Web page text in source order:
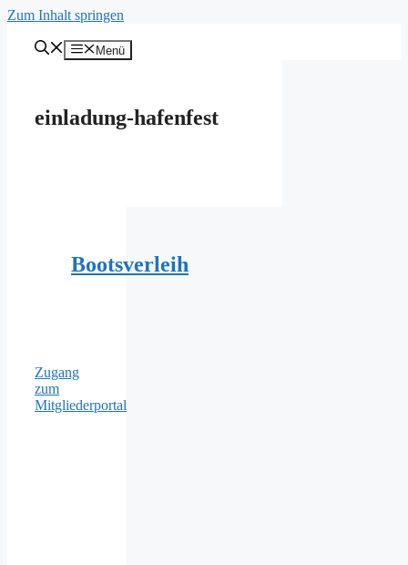
Zum Inhalt springen
Menü
einladung-hafenfest
Bootsverleih
Zugang
zum
Mitgliederportal